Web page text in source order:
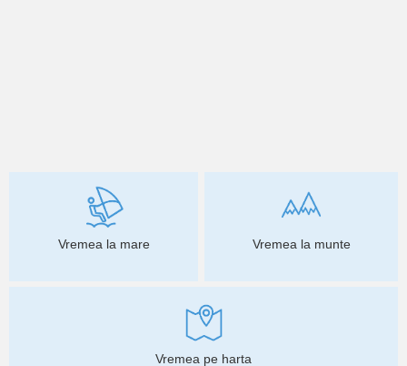
Vremea la mare Vremea la munte
Vremea pe harta